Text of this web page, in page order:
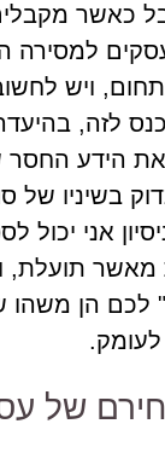
כאשר
למסירה
ויש
לזה, בהיעדר
הידע
בשיניו של
אני יכול
מאשר תועלת,
לכם הן משהו
לעומק.
של